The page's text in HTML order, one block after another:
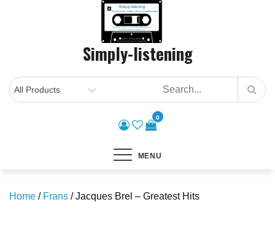
Simply-listening
0
MENU
Home / Frans / Jacques Brel – Greatest Hits